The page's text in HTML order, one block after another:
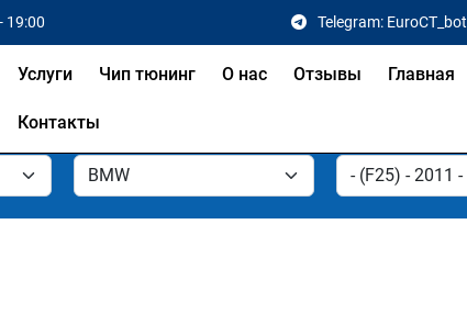
19:00 Telegram: EuroCT_bot
Услуги Чип тюнинг О нас Отзывы Главная
Контакты